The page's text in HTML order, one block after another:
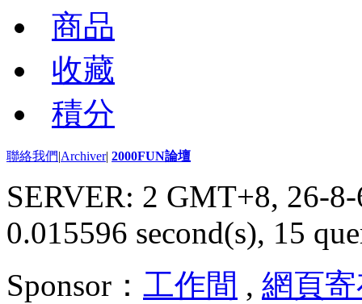
商品
收藏
積分
聯絡我們|Archiver| 2000FUN論壇
SERVER: 2 GMT+8, 26-
0.015596 second(s), 15
Sponsor： 工作間 , 網頁